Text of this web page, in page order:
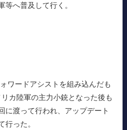
等へ普及して行く。
ワードアシストを組み込んだも
カ陸軍の主力小銃となった後も
に渡って行われ、アップデート
行った。